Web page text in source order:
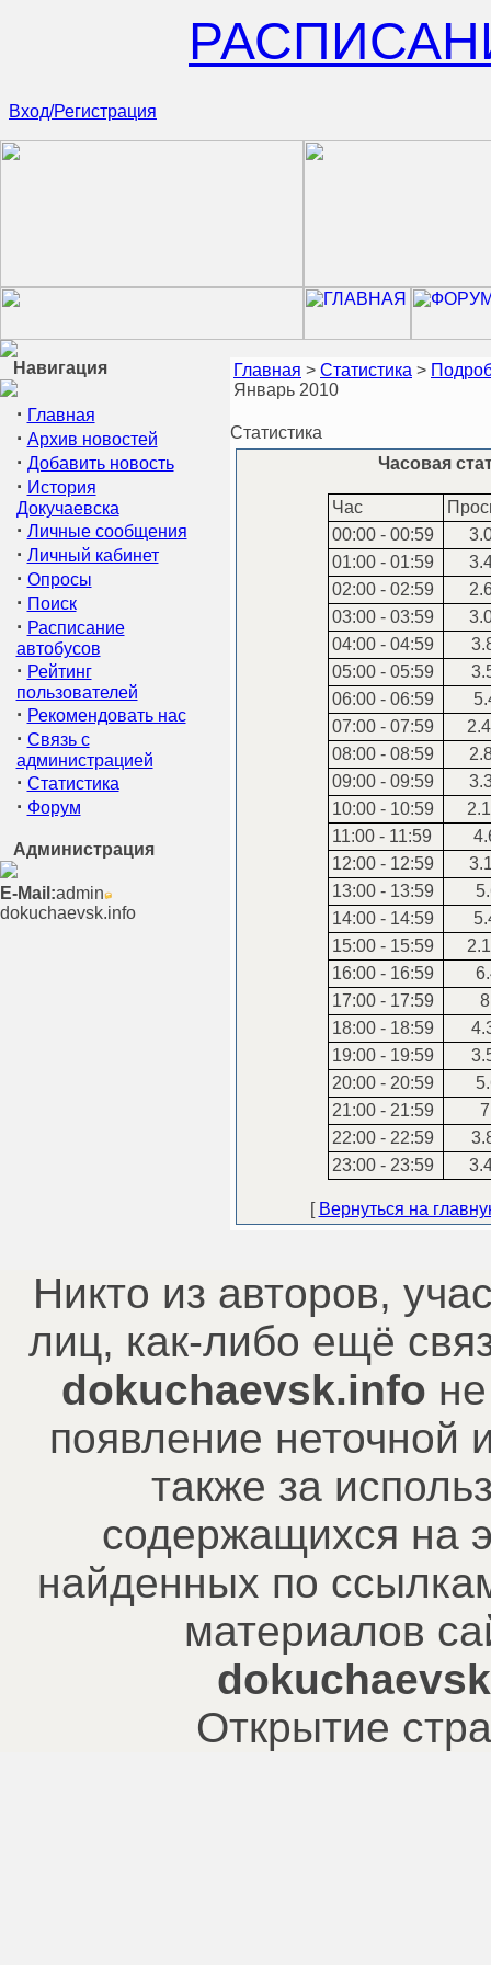
Вход/Регистрация
Навигация
· Главная
· Архив новостей
· Добавить новость
· История
Докучаевска
· Личные сообщения
· Личный кабинет
· Опросы
· Поиск
· Расписание
автобусов
· Рейтинг
пользователей
· Рекомендовать нас
· Связь с
администрацией
· Статистика
· Форум
Администрация
E-Mail:admin
dokuchaevsk.info
Главная > Статистика >
Январь 2010
Статистика
Часовая
Час
00:00 - 00:59
01:00 - 01:59
02:00 - 02:59
03:00 - 03:59
04:00 - 04:59
05:00 - 05:59
06:00 - 06:59
07:00 - 07:59
08:00 - 08:59
09:00 - 09:59
10:00 - 10:59
11:00 - 11:59
12:00 - 12:59
13:00 - 13:59
14:00 - 14:59
15:00 - 15:59
16:00 - 16:59
17:00 - 17:59
18:00 - 18:59
19:00 - 19:59
20:00 - 20:59
21:00 - 21:59
22:00 - 22:59
23:00 - 23:59
[ Вернуться на
Никто из авторов,
лиц, как-либо ещё
dokuchaevsk.info
появление
также за
содержащихся на
найденных по
материалов
Открытие